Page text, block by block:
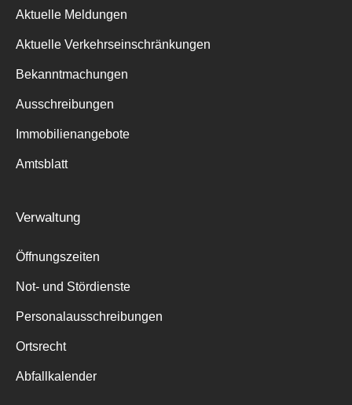
Aktuelle Meldungen
Aktuelle Verkehrseinschränkungen
Bekanntmachungen
Ausschreibungen
Immobilienangebote
Amtsblatt
Verwaltung
Öffnungszeiten
Not- und Stördienste
Personalausschreibungen
Ortsrecht
Abfallkalender